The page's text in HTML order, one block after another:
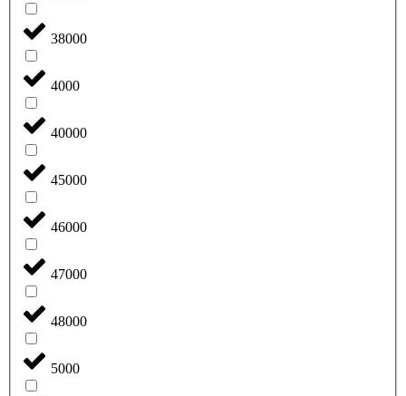
38000
4000
40000
45000
46000
47000
48000
5000